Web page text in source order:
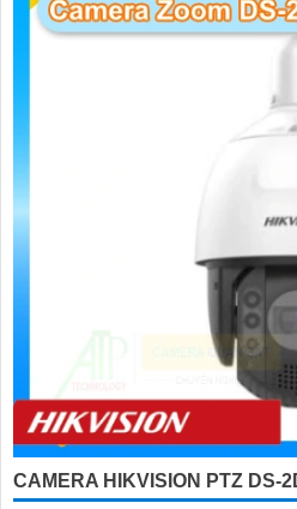
CAMERA HIKVISION PTZ DS-